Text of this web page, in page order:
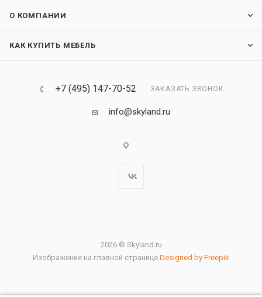
О КОМПАНИИ
КАК КУПИТЬ МЕБЕЛЬ
+7 (495) 147-70-52 ЗАКАЗАТЬ ЗВОНОК
info@skyland.ru
2026 © Skyland.ru
Изображение на главной странице Designed by Freepik